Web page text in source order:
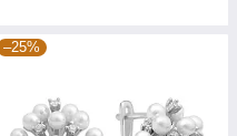
–25%